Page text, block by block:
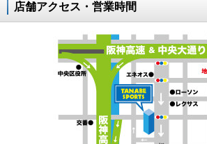
店舗アクセス・営業時間